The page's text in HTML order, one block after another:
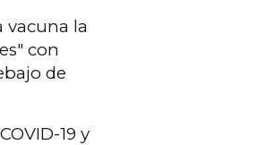
vacuna la
con
de
19 y